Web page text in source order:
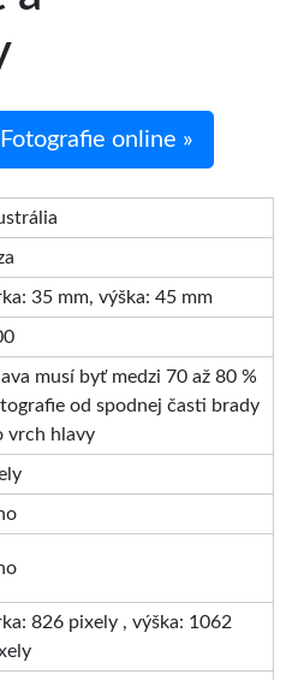
online »
35 mm, výška: 45 mm
musí byť medzi 70 až 80 %
od spodnej časti brady
vrch hlavy
826 pixely , výška: 1062